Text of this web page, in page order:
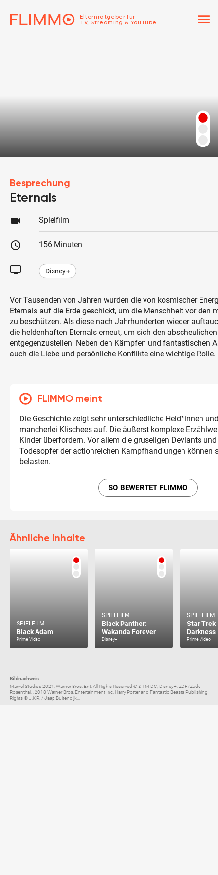
Elternratgeber für
TV, Streaming & YouTube
menu
Besprechung
Eternals
videocam Spielfilm
schedule 156 Minuten
tv Disney+
Vor Tausenden von Jahren wurden die von kosmischer
Eternals auf die Erde geschickt, um die Menschheit vor den
zu beschützen. Als diese nach Jahrhunderten wieder
die heldenhaften Eternals erneut, um sich den
entgegenzustellen. Neben den Kämpfen und fantastischen
auch die Liebe und persönliche Konflikte eine wichtige Rolle.
FLIMMO meint
Die Geschichte zeigt sehr unterschiedliche Held*innen
mancherlei Klischees auf. Die äußerst komplexe
Kinder überfordern. Vor allem die gruseligen Deviants
Todesopfer der actionreichen Kampfhandlungen können
belasten.
SO BEWERTET FLIMMO
Ähnliche Inhalte
SPIELFILM
Black Adam
Prime Video
SPIELFILM
Black Panther:
Wakanda Forever
Disney+
SPIELFILM
Star Trek
Darkness
Prime Video
Bildnachweis
Marvel Studios 2021, Warner Bros. Ent. All Rights Reserved © & TM DC, Disney+, ZDF/Zade
Rosenthal, , 2018 Warner Bros. Entertainment Inc. Harry Potter and Fantastic Beasts Publishing
Rights © J.K.R. / Jaap Buitendijk...